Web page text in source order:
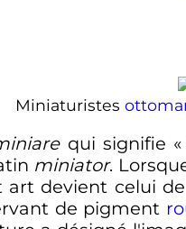
Miniaturistes
qui signifie «
miniator.
art devient celui
de pigment